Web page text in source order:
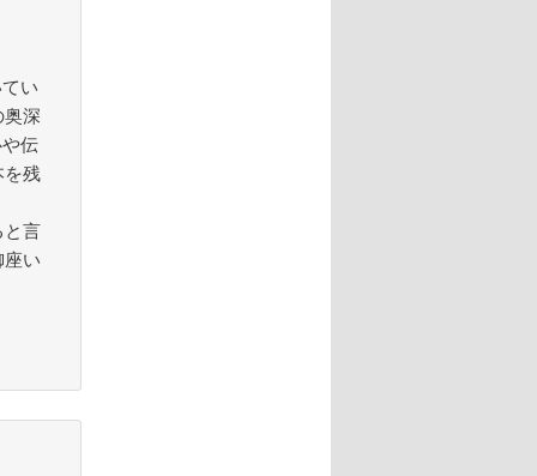
い
深
伝
を残
と言
い